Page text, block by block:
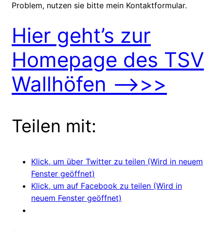
Problem, nutzen sie bitte mein Kontaktformular.
Hier geht’s zur
Homepage des TSV
Wallhöfen —–>>>
Teilen mit:
Klick, um über Twitter zu teilen (Wird in neuem
Fenster geöffnet)
Klick, um auf Facebook zu teilen (Wird in
neuem Fenster geöffnet)